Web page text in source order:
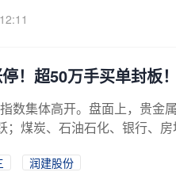
！超50万手买单封板
数集体高开。盘面上，贵金
；煤炭、石油石化、银行、
润建股份